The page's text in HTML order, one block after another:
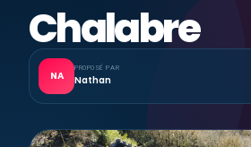
Chalabre
NA
PROPOSÉ PAR
Nathan